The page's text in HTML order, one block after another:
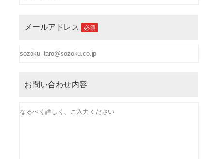
メールアドレス 必須
お問い合わせ内容